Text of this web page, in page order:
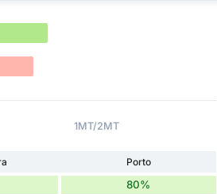
1MT/2MT
Porto
80%